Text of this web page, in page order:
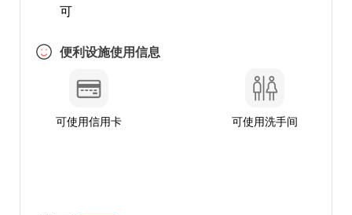
可
便利设施使用信息
可使用信用卡 可使用洗手间